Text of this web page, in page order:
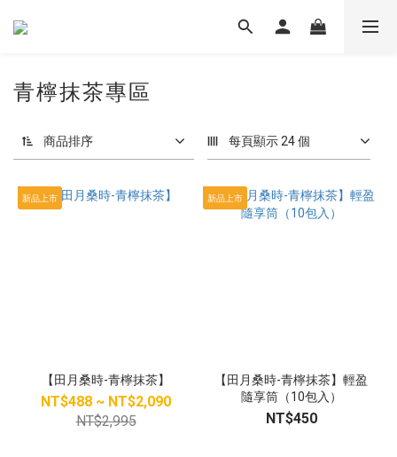
青檸抹茶專區
商品排序 每頁顯示 24 個
新品上市
【田月桑時-青檸抹茶】
NT$488 ~ NT$2,090
NT$2,995
新品上市
【田月桑時-青檸抹茶】輕盈
隨享筒（10包入）
NT$450